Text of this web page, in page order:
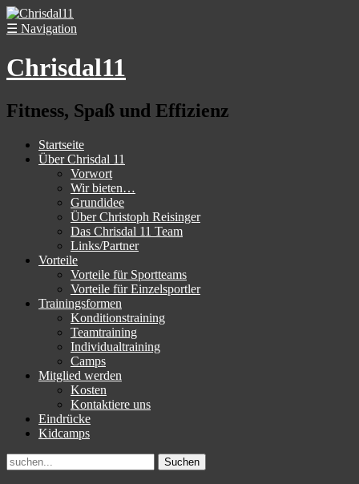
☰ Navigation
Chrisdal11
Fitness, Spaß und Effizienz
Startseite
Über Chrisdal 11
Vorwort
Wir bieten…
Grundidee
Über Christoph Reisinger
Das Chrisdal 11 Team
Links/Partner
Vorteile
Vorteile für Sportteams
Vorteile für Einzelsportler
Trainingsformen
Konditionstraining
Teamtraining
Individualtraining
Camps
Mitglied werden
Kosten
Kontaktiere uns
Eindrücke
Kidcamps
Suchen
nach: